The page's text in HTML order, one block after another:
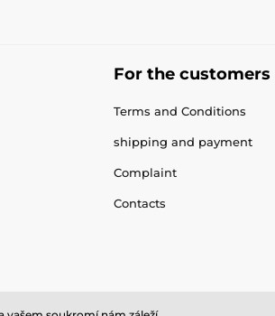
For the customers
Terms and Conditions
shipping and payment
Complaint
Contacts